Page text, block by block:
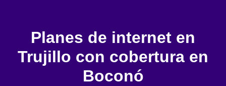
Planes de internet en
Trujillo con cobertura en
Boconó